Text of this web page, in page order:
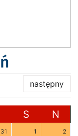
następny
S N
31 1 2